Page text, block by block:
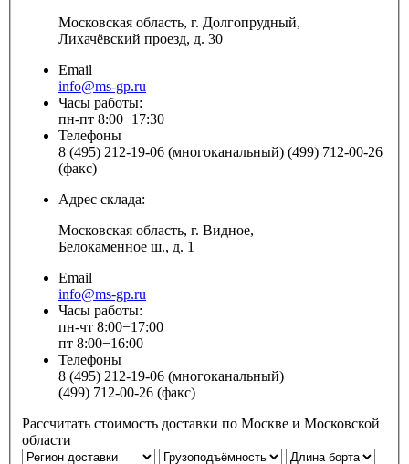
Московская область, г. Долгопрудный,
Лихачёвский проезд, д. 30
Email
info@ms-gp.ru
Часы работы:
пн-пт 8:00−17:30
Телефоны
8 (495) 212-19-06 (многоканальный) (499) 712-00-26
(факс)
Адрес склада:
Московская область, г. Видное,
Белокаменное ш., д. 1
Email
info@ms-gp.ru
Часы работы:
пн-чт 8:00−17:00
пт 8:00−16:00
Телефоны
8 (495) 212-19-06 (многоканальный)
(499) 712-00-26 (факс)
Рассчитать стоимость доставки по Москве и Московской
области